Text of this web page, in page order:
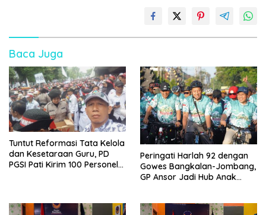
Baca Juga
Tuntut Reformasi Tata Kelola
dan Kesetaraan Guru, PD
PGSI Pati Kirim 100 Personel
Peringati Harlah 92 dengan
Gowes Bangkalan-Jombang,
GP Ansor Jadi Hub Anak